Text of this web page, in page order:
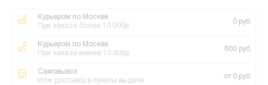
Курьером по Москве
При заказе более 10.000р
0 руб.
Курьером по Москве
При заказе менее 10.000р
800 руб.
Самовывоз
Или доставка в пункты выдачи
от 0 руб.